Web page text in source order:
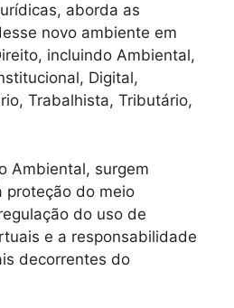
aborda as
novo ambiente em
incluindo Ambiental,
Digital,
Trabalhista, Tributário,
Ambiental, surgem
proteção do meio
do uso de
e a responsabilidade
decorrentes do